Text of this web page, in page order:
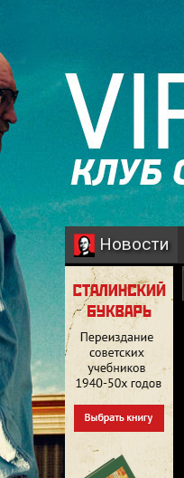
Новости